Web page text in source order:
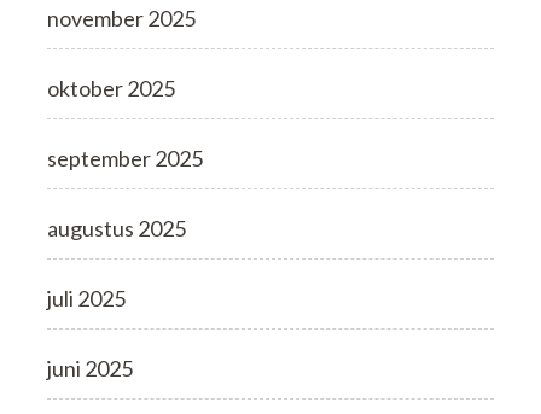
november 2025
oktober 2025
september 2025
augustus 2025
juli 2025
juni 2025